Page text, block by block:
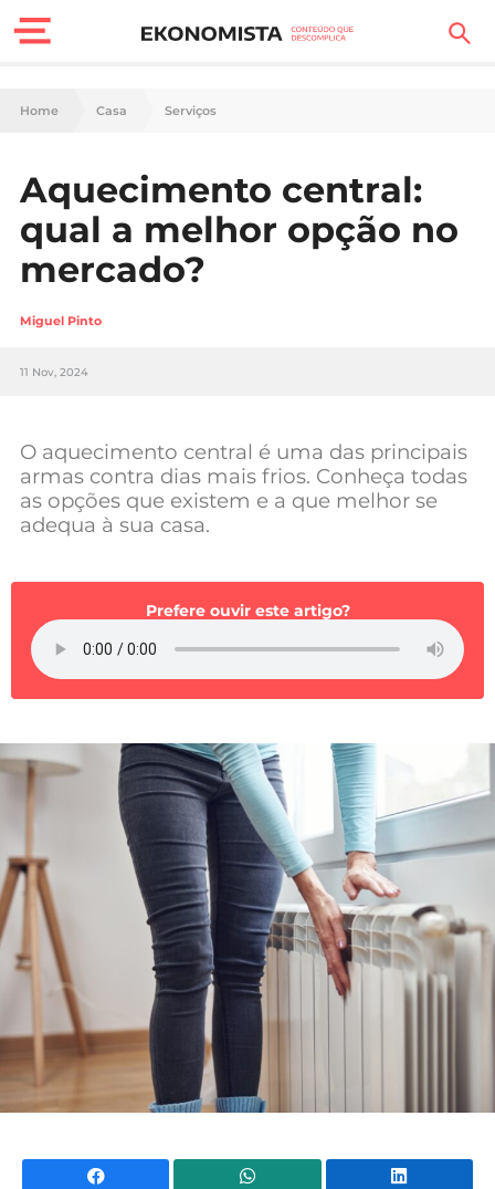
Finanças Pessoais
Carreira
Casa
Lifestyle
Sociedade
Negócios
Mundial 2026
Home Casa Serviços
Aquecimento central:
qual a melhor opção no
mercado?
Miguel Pinto
11 Nov, 2024
O aquecimento central é uma das principais
armas contra dias mais frios. Conheça todas
as opções que existem e a que melhor se
adequa à sua casa.
Prefere ouvir este artigo?
Facebook WhatsApp